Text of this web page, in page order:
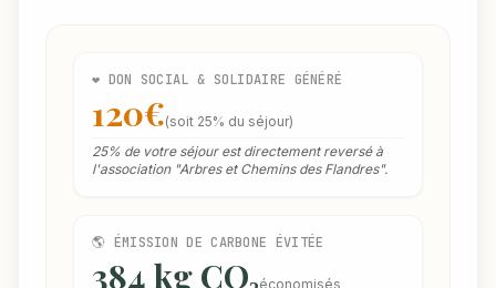
❤ DON SOCIAL & SOLIDAIRE GÉNÉRÉ
120€(soit 25% du séjour)
25% de votre séjour est directement reversé à
l'association "Arbres et Chemins des Flandres".
🌎 ÉMISSION DE CARBONE ÉVITÉE
384 kg CO₂économisés